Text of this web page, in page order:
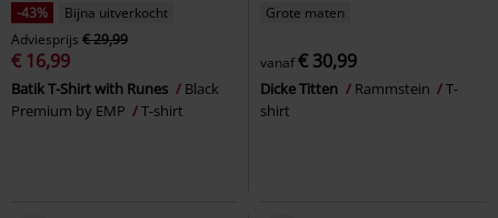
-43%
Bijna uitverkocht
Adviesprijs € 29,99
€ 16,99
Batik T-Shirt with Runes
Black
Premium by EMP
T-shirt
Grote maten
vanaf€ 30,99
Dicke Titten Rammstein
T-
shirt